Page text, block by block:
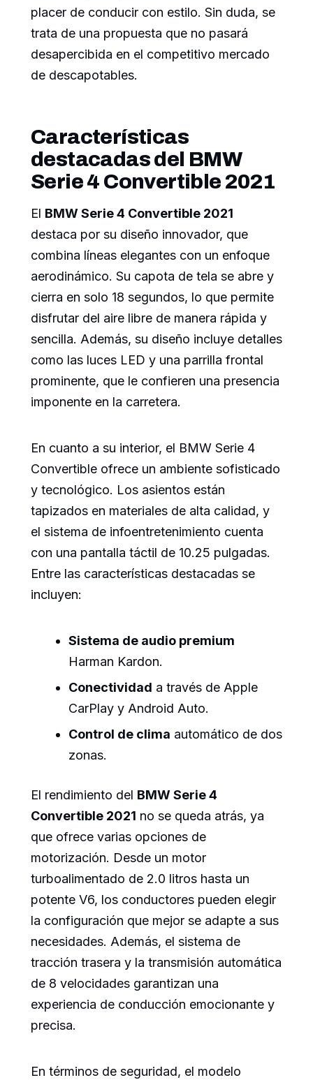
placer de conducir con estilo. Sin duda, se
trata de una propuesta que no pasará
desapercibida en el competitivo mercado
de descapotables.
Características
destacadas del BMW
Serie 4 Convertible 2021
El BMW Serie 4 Convertible 2021
destaca por su diseño innovador, que
combina líneas elegantes con un enfoque
aerodinámico. Su capota de tela se abre y
cierra en solo 18 segundos, lo que permite
disfrutar del aire libre de manera rápida y
sencilla. Además, su diseño incluye detalles
como las luces LED y una parrilla frontal
prominente, que le confieren una presencia
imponente en la carretera.
En cuanto a su interior, el BMW Serie 4
Convertible ofrece un ambiente sofisticado
y tecnológico. Los asientos están
tapizados en materiales de alta calidad, y
el sistema de infoentretenimiento cuenta
con una pantalla táctil de 10.25 pulgadas.
Entre las características destacadas se
incluyen:
Sistema de audio premium
Harman Kardon.
Conectividad a través de Apple
CarPlay y Android Auto.
Control de clima automático de dos
zonas.
El rendimiento del BMW Serie 4
Convertible 2021 no se queda atrás, ya
que ofrece varias opciones de
motorización. Desde un motor
turboalimentado de 2.0 litros hasta un
potente V6, los conductores pueden elegir
la configuración que mejor se adapte a sus
necesidades. Además, el sistema de
tracción trasera y la transmisión automática
de 8 velocidades garantizan una
experiencia de conducción emocionante y
precisa.
En términos de seguridad, el modelo